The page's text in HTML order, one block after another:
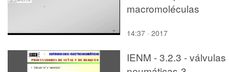
macromoléculas
14:37 · 2017
IENM - 3.2.3 - válvulas